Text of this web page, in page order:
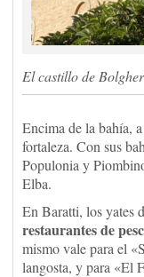
El castillo de
Encima de la bahía,
fortaleza. Con sus
Populonia y
Elba.
En Baratti, los yates
restaurantes de
mismo vale para el
langosta, y para «El